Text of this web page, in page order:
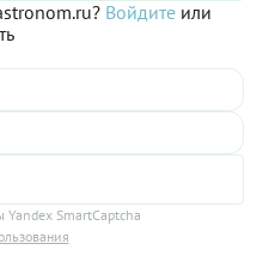
магазина. В нем уже есть
будет не лишним. Кстати,
самых полезных продуктов
ультрафиолета?
защищена от летнего
на сковороде полезно
Войдите или
SmartCaptcha